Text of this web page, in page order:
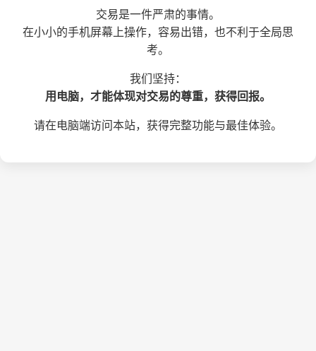
交易是一件严肃的事情。
在小小的手机屏幕上操作，容易出错，也不利于全局思
考。
我们坚持：
用电脑，才能体现对交易的尊重，获得回报。
请在电脑端访问本站，获得完整功能与最佳体验。